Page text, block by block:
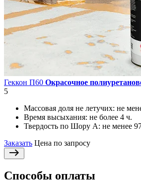
Геккон П60 Окрасочное
5
Массовая доля не летучих: не
Время высыхания: не более 4 ч.
Твердость по Шору А: не менее
Заказать Цена по запросу
Способы оплаты